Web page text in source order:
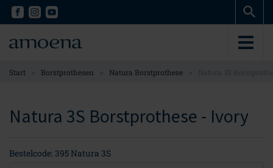
Skip
content
Skip
content
Start > Borstprothesen > Natura Borstprothese >
Natura 3S Borstprothese - Ivory
Bestelcode: 395 Natura 3S